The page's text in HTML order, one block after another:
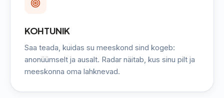
KOHTUNIK
Saa teada, kuidas su meeskond sind kogeb:
anonüümselt ja ausalt. Radar näitab, kus sinu pilt ja
meeskonna oma lahknevad.